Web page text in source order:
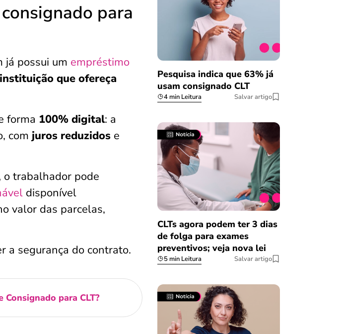
para
já possui um empréstimo
que ofereça
forma 100% digital: a
com juros reduzidos e
o trabalhador pode
disponível
valor das parcelas,
a segurança do contrato.
para CLT?
Pesquisa indica que 63% já
usam consignado CLT
4 min Leitura Salvar artigo
CLTs agora podem ter 3 dias
de folga para exames
preventivos; veja nova lei
5 min Leitura Salvar artigo